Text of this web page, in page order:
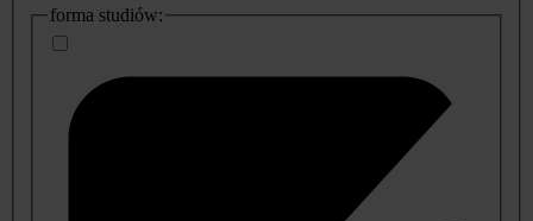
dodatkowe
informacje
forma studiów: